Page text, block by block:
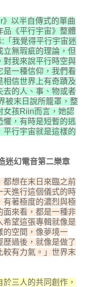
以半自傳式的單曲
品《平行宇宙》整體
「我覺得平行宇宙迷
立無瑕疵的理論，但
對我來說平行時空與
是一種信仰，我們看
相信世界上有奇蹟及
去的人、事、物或者
被末日說所籠罩，整
女孩Riin而言，她認
懼，有時是短暫的逃
平行宇宙就是這樣的
迷幻電音第二樂章
都想在末日來臨之前
天進行這個儀式的時
有著極度的濃烈與極
面來看，都是一種非
希望這張專輯就像是
的空間，像夢境一
過後，就像是做了
較有力氣。」世界末
於三人的共同創作，